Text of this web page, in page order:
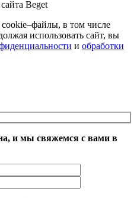
Beget
в том числе
использовать сайт, вы
и обработки
и мы свяжемся с вами в